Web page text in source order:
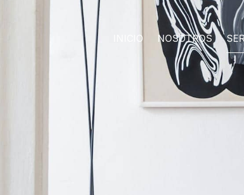
INICIO NOSOTROS